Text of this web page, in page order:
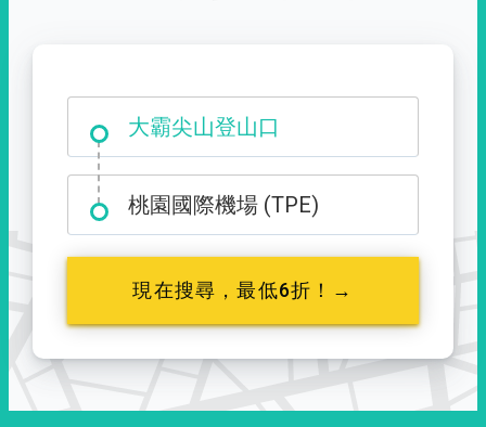
大霸尖山登山口
桃園國際機場 (TPE)
現在搜尋，最低6折！→